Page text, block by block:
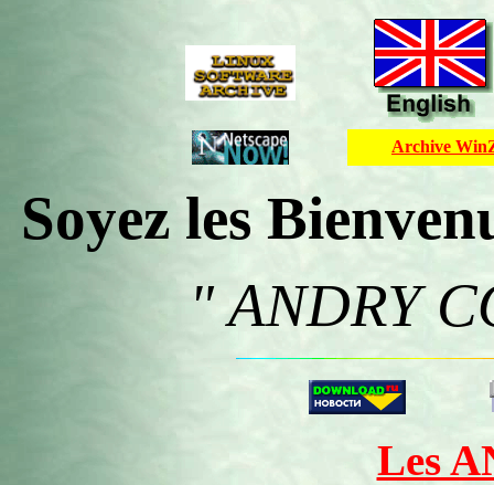
Archive
Soyez les
" ANDRY
Les